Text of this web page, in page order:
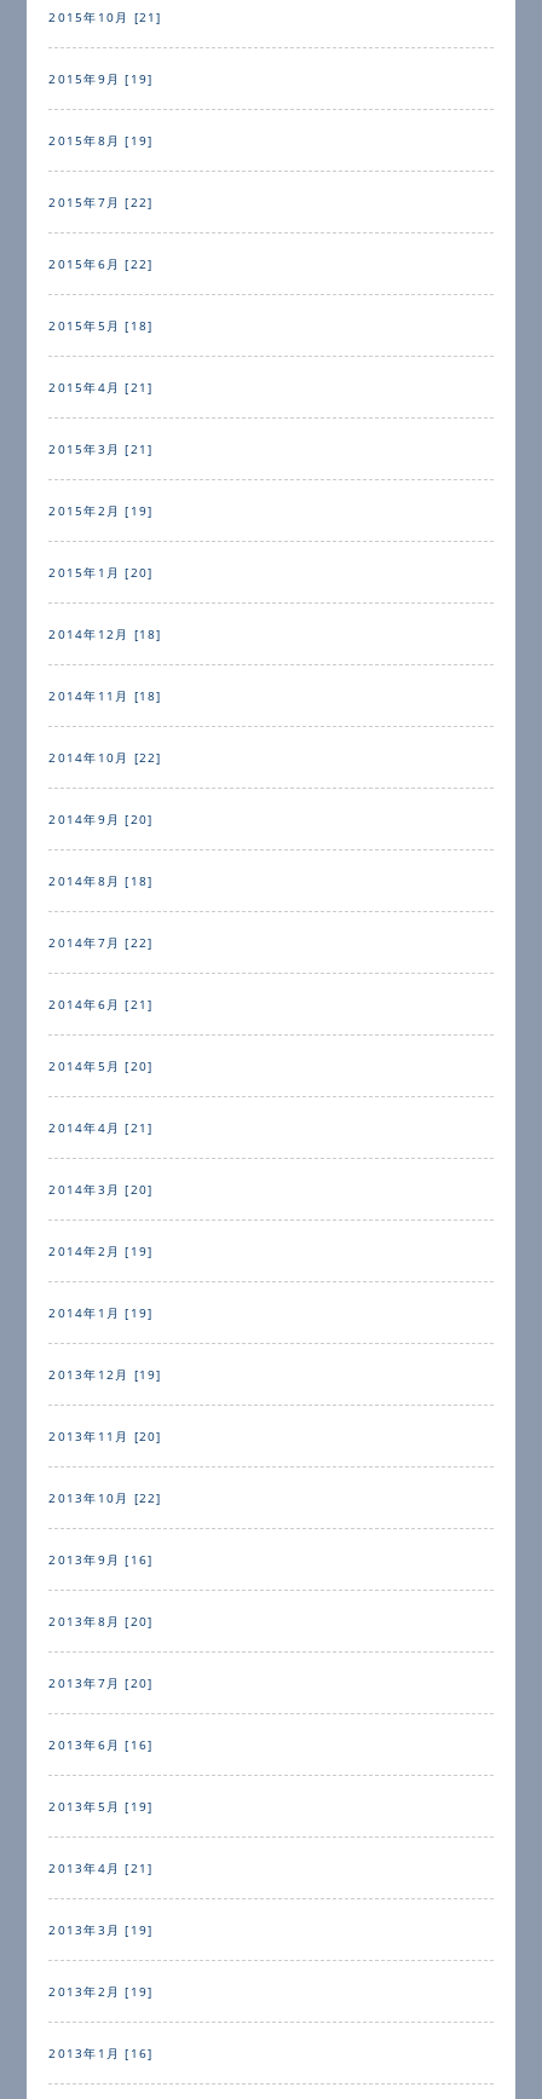
2015年10月 [21]
2015年9月 [19]
2015年8月 [19]
2015年7月 [22]
2015年6月 [22]
2015年5月 [18]
2015年4月 [21]
2015年3月 [21]
2015年2月 [19]
2015年1月 [20]
2014年12月 [18]
2014年11月 [18]
2014年10月 [22]
2014年9月 [20]
2014年8月 [18]
2014年7月 [22]
2014年6月 [21]
2014年5月 [20]
2014年4月 [21]
2014年3月 [20]
2014年2月 [19]
2014年1月 [19]
2013年12月 [19]
2013年11月 [20]
2013年10月 [22]
2013年9月 [16]
2013年8月 [20]
2013年7月 [20]
2013年6月 [16]
2013年5月 [19]
2013年4月 [21]
2013年3月 [19]
2013年2月 [19]
2013年1月 [16]